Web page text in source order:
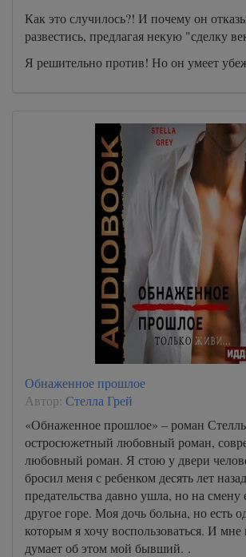
Как это случилось?! И почему он
развестись, предлагая некую "сделку
Я решительно против! Но он умеет
Обнаженное прошлое
Автор: Стелла Грей
«Обнаженное прошлое» – роман
остросюжетный любовный роман,
любовный роман. Я стою у двери
бросил меня с ребенком десять лет
предательства давно ушла, но на
другое горе. Моя дочь больна, но есть
которым я хочу воспользоваться. И мне
думает об этом мой бывший. .